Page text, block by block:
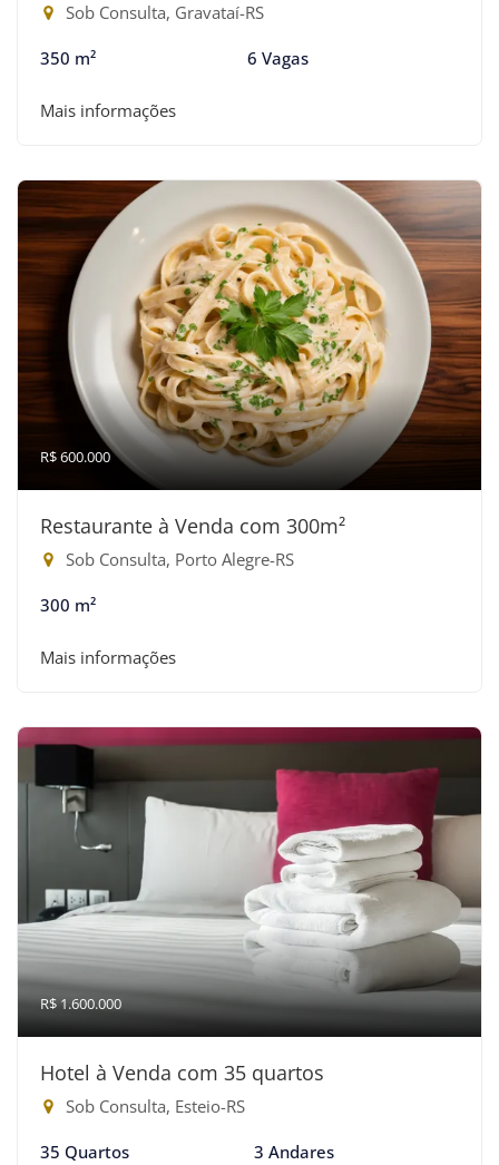
Sob Consulta, Gravataí-RS
350 m² 6 Vagas
Mais informações
R$ 600.000
Restaurante à Venda com 300m²
Sob Consulta, Porto Alegre-RS
300 m²
Mais informações
R$ 1.600.000
Hotel à Venda com 35 quartos
Sob Consulta, Esteio-RS
35 Quartos 3 Andares